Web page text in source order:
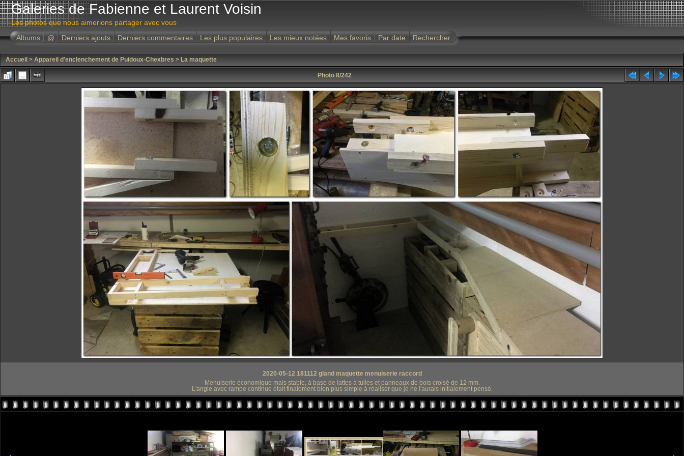
Galeries de Fabienne et Laurent Voisin
Les photos que nous aimerions partager avec vous
Albums
@ Derniers ajouts Derniers commentaires Les plus populaires Les mieux notées Mes favoris Par date Rechercher
Accueil > Appareil d'enclenchement de Puidoux-Chexbres > La maquette
Photo 8/242
2020-05-12 181112 gland maquette menuiserie raccord
Menuiserie économique mais stable, à base de lattes à tuiles et panneaux de bois croisé de 12 mm.
L'angle avec rampe continue était finalement bien plus simple à réaliser que je ne l'aurais initialement pensé.